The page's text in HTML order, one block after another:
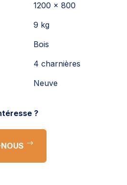
1200 x 800
9 kg
Bois
4 charnières
Neuve
?